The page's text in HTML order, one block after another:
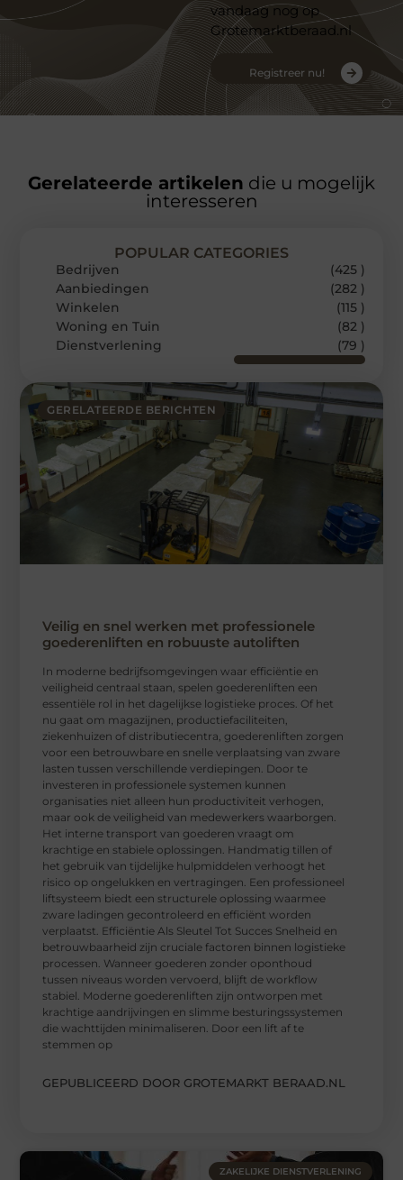
vandaag nog op
Grotemarktberaad.nl
Registreer nu!
Gerelateerde artikelen die u mogelijk
interesseren
GERELATEERDE BERICHTEN
Veilig en snel werken met professionele
goederenliften en robuuste autoliften
In moderne bedrijfsomgevingen waar efficiëntie en
veiligheid centraal staan, spelen goederenliften een
essentiële rol in het dagelijkse logistieke proces. Of het
nu gaat om magazijnen, productiefaciliteiten,
ziekenhuizen of distributiecentra, goederenliften zorgen
voor een betrouwbare en snelle verplaatsing van zware
lasten tussen verschillende verdiepingen. Door te
investeren in professionele systemen kunnen
organisaties niet alleen hun productiviteit verhogen,
maar ook de veiligheid van medewerkers waarborgen.
Het interne transport van goederen vraagt om
krachtige en stabiele oplossingen. Handmatig tillen of
het gebruik van tijdelijke hulpmiddelen verhoogt het
risico op ongelukken en vertragingen. Een professioneel
liftsysteem biedt een structurele oplossing waarmee
zware ladingen gecontroleerd en efficiënt worden
verplaatst. Efficiëntie Als Sleutel Tot Succes Snelheid en
betrouwbaarheid zijn cruciale factoren binnen logistieke
processen. Wanneer goederen zonder oponthoud
tussen niveaus worden vervoerd, blijft de workflow
stabiel. Moderne goederenliften zijn ontworpen met
krachtige aandrijvingen en slimme besturingssystemen
die wachttijden minimaliseren. Door een lift af te
stemmen op
GEPUBLICEERD DOOR GROTEMARKT BERAAD.NL
POPULAR CATEGORIES
Bedrijven
(425 )
Aanbiedingen
(282 )
Winkelen
(115 )
Woning en Tuin
(82 )
Dienstverlening
(79 )
ZAKELIJKE DIENSTVERLENING